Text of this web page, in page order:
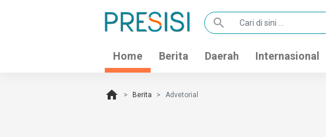
search
Home Berita Daerah Internasional
home Berita Advetorial